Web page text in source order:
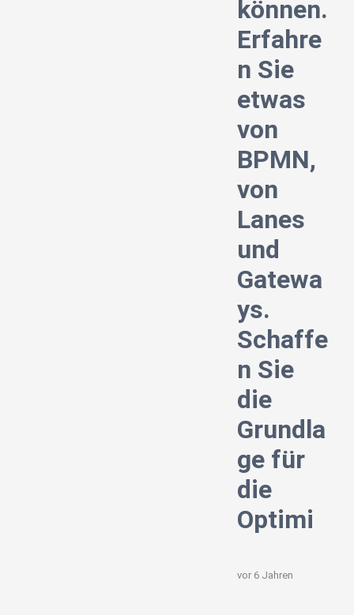
können.
Erfahre
n Sie
etwas
von
BPMN,
von
Lanes
und
Gatewa
ys.
Schaffe
n Sie
die
Grundla
ge für
die
Optimi
vor 6 Jahren